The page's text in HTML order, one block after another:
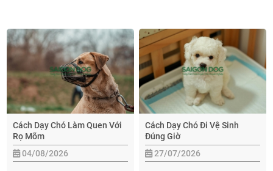
Cách Dạy Chó Làm Quen Với
Rọ Mõm
04/08/2026
Cách Dạy Chó Đi Vệ Sinh
Đúng Giờ
27/07/2026